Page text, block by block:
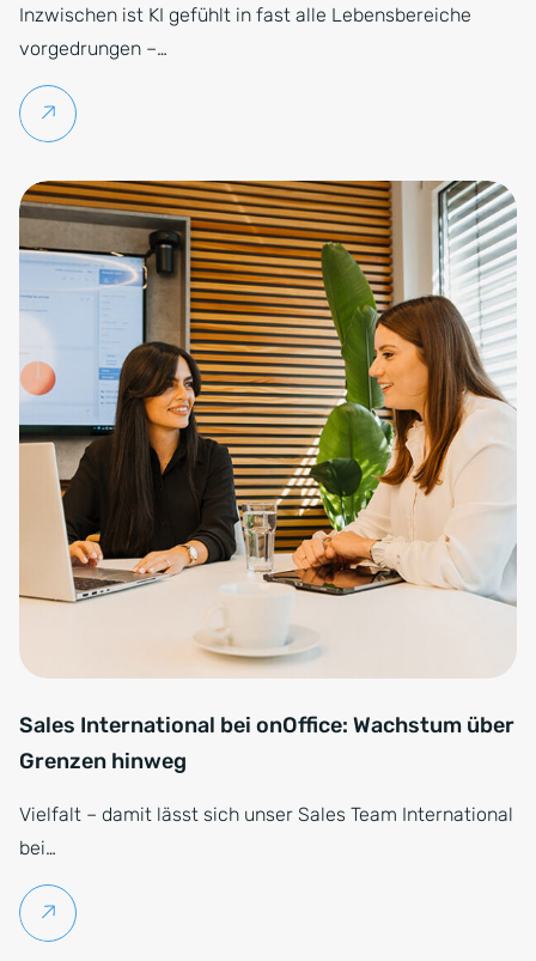
Inzwischen ist KI gefühlt in fast alle Lebensbereiche
vorgedrungen –…
Weiterlesen
Sales International bei onOffice: Wachstum über
Grenzen hinweg
Vielfalt – damit lässt sich unser Sales Team International
bei…
Weiterlesen